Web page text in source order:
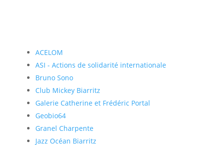
ACELOM
ASI - Actions de solidarité internationale
Bruno Sono
Club Mickey Biarritz
Galerie Catherine et Frédéric Portal
Geobio64
Granel Charpente
Jazz Océan Biarritz